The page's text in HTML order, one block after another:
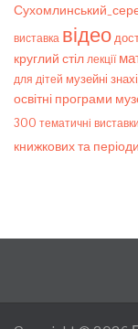
виставка відео
круглий стіл лекції
для дітей музейні
освітні програми
300 тематичні виставки
книжкових та